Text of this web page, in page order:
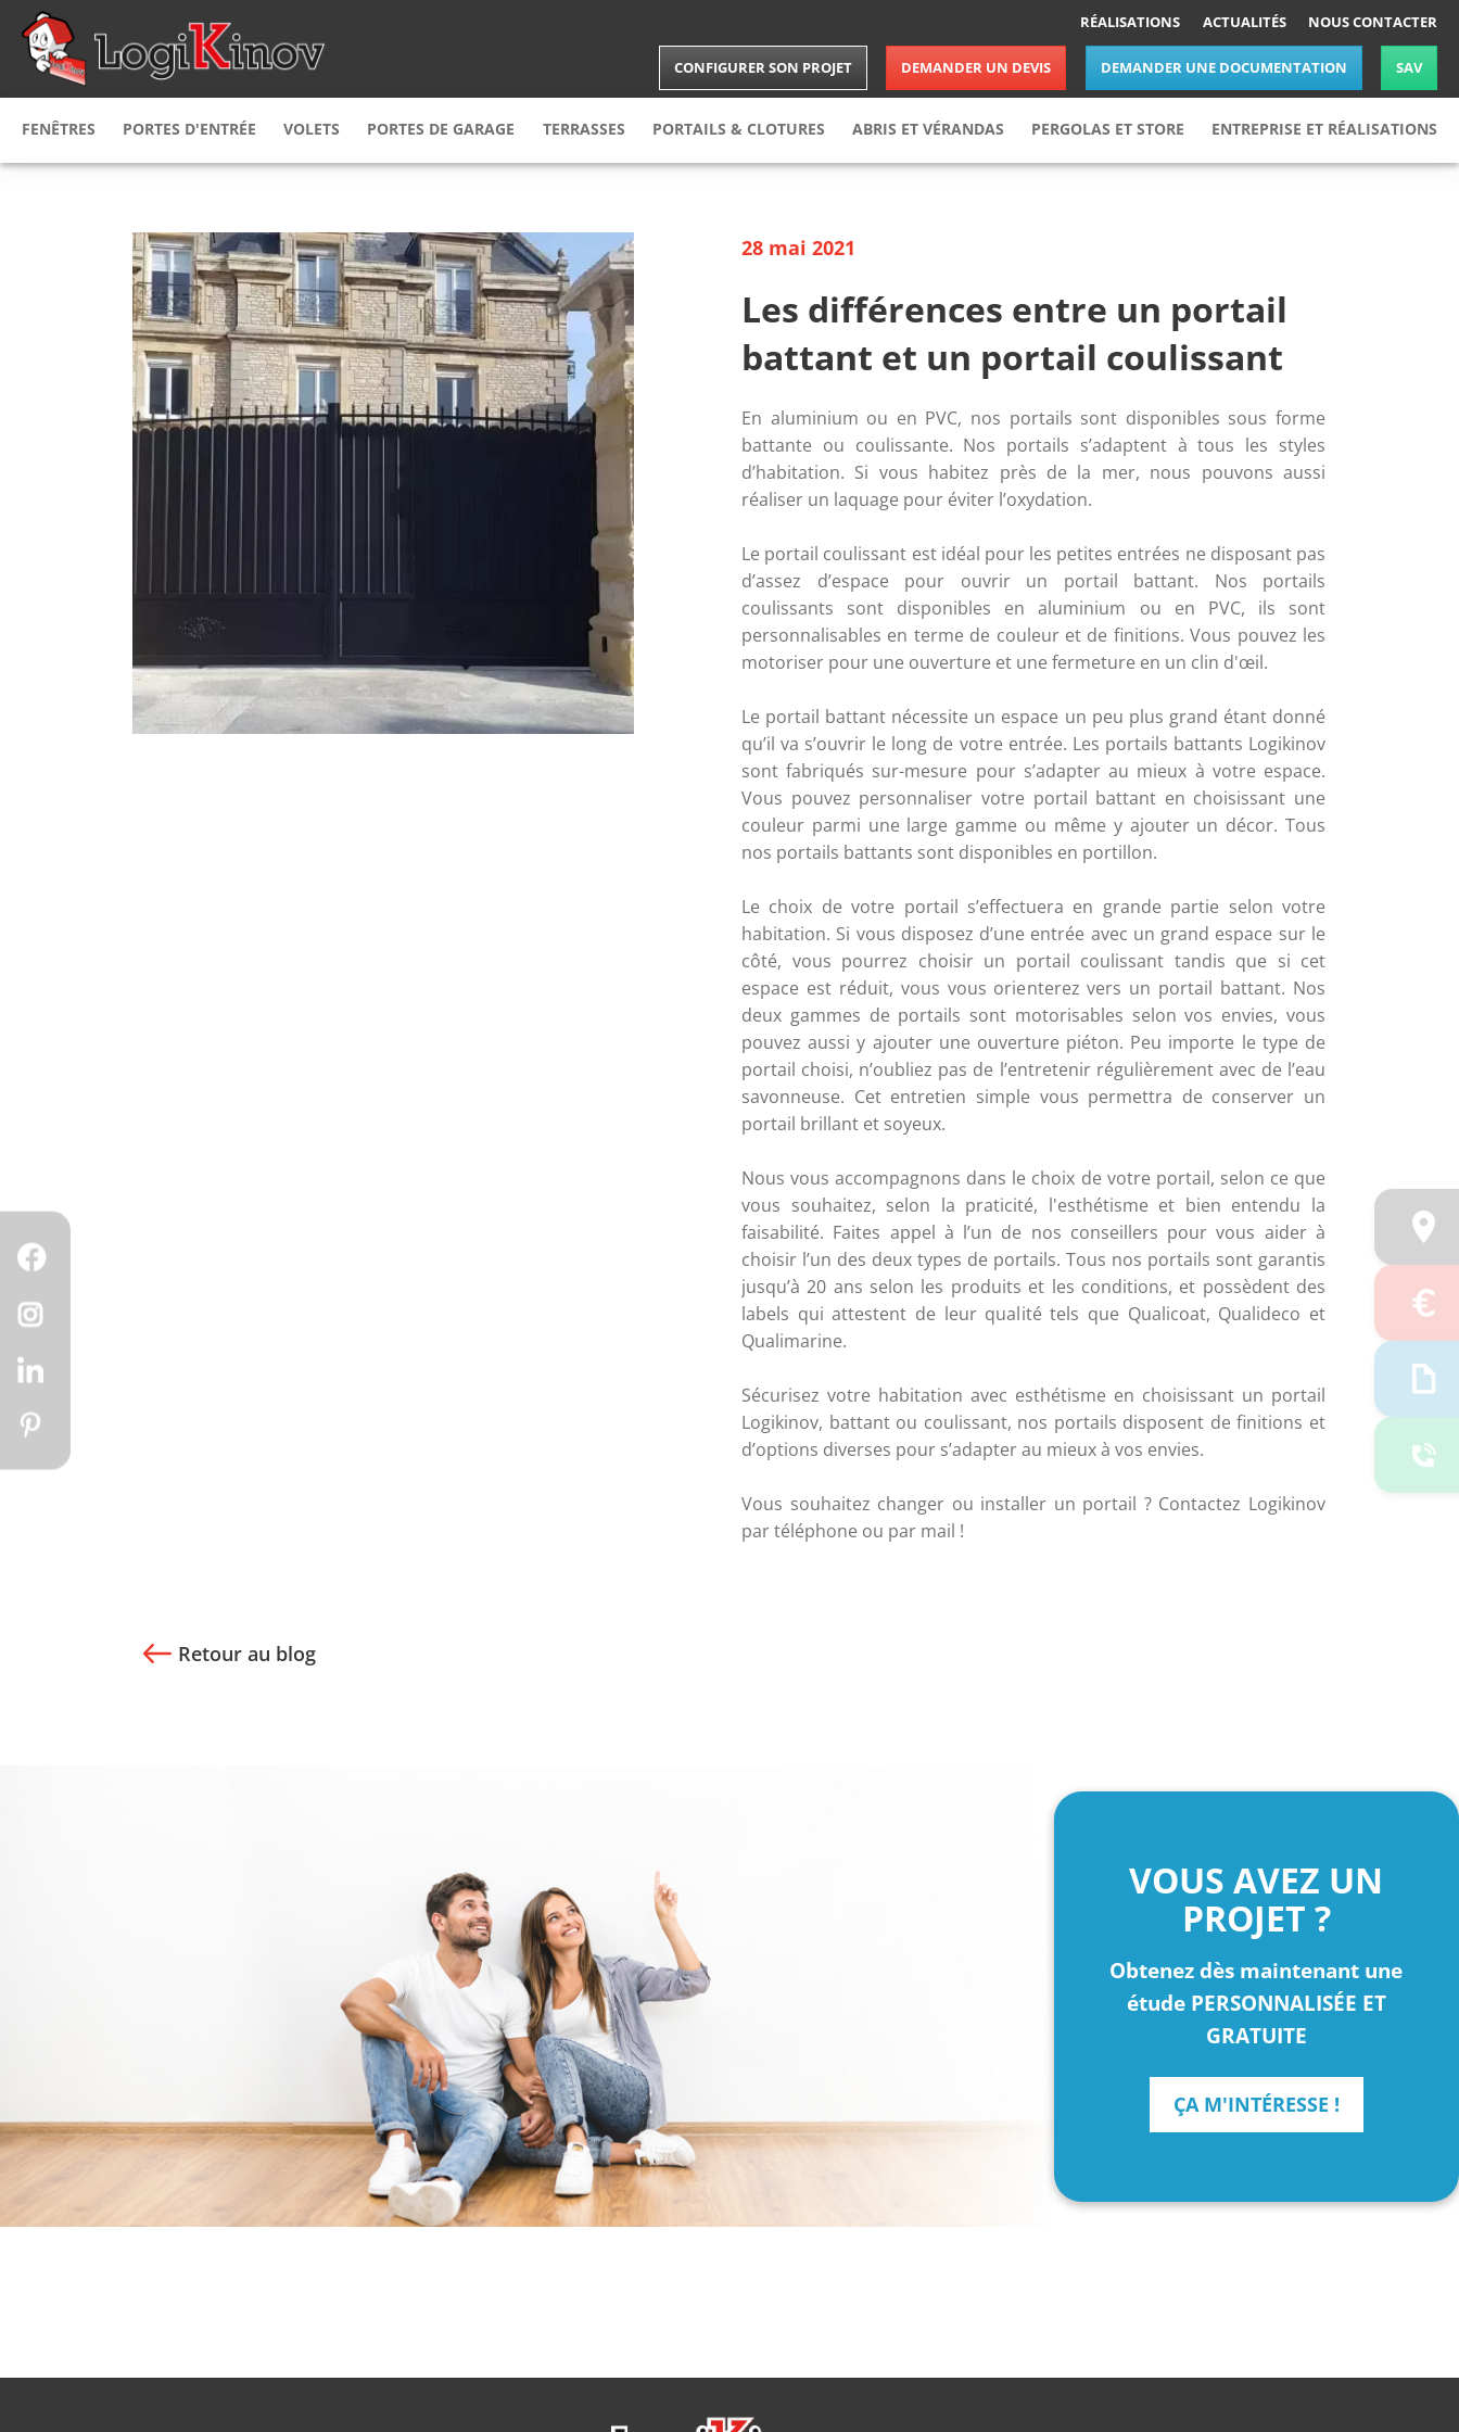
RÉALISATIONS ACTUALITÉS NOUS CONTACTER
CONFIGURER SON PROJET DEMANDER UN DEVIS DEMANDER UNE DOCUMENTATION SAV
FENÊTRES
Alu
Fenêtre mixtebois alu
Fenêtre mixtealu PVC
sur mesure
PORTES D'ENTRÉE
Porte d'entréealu & bois
Porte d'entréebois
Porte d’entréeacier
VOLETS
Voletpersienne
Volet coulissant
Brise soleilorientable
PORTES DE GARAGE
Porte de garagelatérale
Porte de garagelatérale battante
TERRASSES PORTAILS & CLOTURES
Clôture
ABRIS ET VÉRANDAS PERGOLAS ET STORE ENTREPRISE ET RÉALISATIONS
Nous contacter
28 mai 2021
Les différences entre un portail
battant et un portail coulissant
En aluminium ou en PVC, nos portails sont disponibles sous forme
battante ou coulissante. Nos portails s’adaptent à tous les styles
d’habitation. Si vous habitez près de la mer, nous pouvons aussi
réaliser un laquage pour éviter l’oxydation.
Le portail coulissant est idéal pour les petites entrées ne disposant pas
d’assez d’espace pour ouvrir un portail battant. Nos portails
coulissants sont disponibles en aluminium ou en PVC, ils sont
personnalisables en terme de couleur et de finitions. Vous pouvez les
motoriser pour une ouverture et une fermeture en un clin d'œil.
Le portail battant nécessite un espace un peu plus grand étant donné
qu’il va s’ouvrir le long de votre entrée. Les portails battants Logikinov
sont fabriqués sur-mesure pour s’adapter au mieux à votre espace.
Vous pouvez personnaliser votre portail battant en choisissant une
couleur parmi une large gamme ou même y ajouter un décor. Tous
nos portails battants sont disponibles en portillon.
Le choix de votre portail s’effectuera en grande partie selon votre
habitation. Si vous disposez d’une entrée avec un grand espace sur le
côté, vous pourrez choisir un portail coulissant tandis que si cet
espace est réduit, vous vous orienterez vers un portail battant. Nos
deux gammes de portails sont motorisables selon vos envies, vous
pouvez aussi y ajouter une ouverture piéton. Peu importe le type de
portail choisi, n’oubliez pas de l’entretenir régulièrement avec de l’eau
savonneuse. Cet entretien simple vous permettra de conserver un
portail brillant et soyeux.
Nous vous accompagnons dans le choix de votre portail, selon ce que
vous souhaitez, selon la praticité, l'esthétisme et bien entendu la
faisabilité. Faites appel à l’un de nos conseillers pour vous aider à
choisir l’un des deux types de portails. Tous nos portails sont garantis
jusqu’à 20 ans selon les produits et les conditions, et possèdent des
labels qui attestent de leur qualité tels que Qualicoat, Qualideco et
Qualimarine.
Sécurisez votre habitation avec esthétisme en choisissant un portail
Logikinov, battant ou coulissant, nos portails disposent de finitions et
d’options diverses pour s’adapter au mieux à vos envies.
Vous souhaitez changer ou installer un portail ? Contactez Logikinov
par téléphone ou par mail !
Retour au blog
VOUS AVEZ UN
PROJET ?
Obtenez dès maintenant une
étude PERSONNALISÉE ET
GRATUITE
ÇA M'INTÉRESSE !